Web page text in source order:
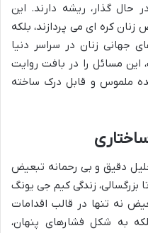
حال گذار، ریشه دارند. این
کره ای می پردازند، بلکه
جهانی زنان در سراسر دنیا
مسائل را در بافت روایت
ملموس و قابل درک ساخته
دقیق و بی رحمانه تبعیض
زندگی کیم جی یونگ
نه تنها در قالب اقدامات
به شکل فشارهای پنهان،